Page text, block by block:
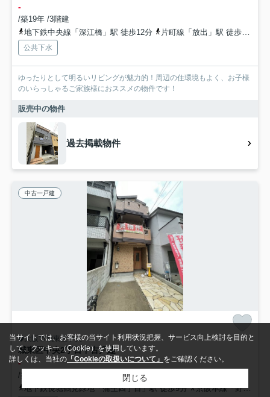
-
/築19年 /3階建
地下鉄中央線「深江橋」駅 徒歩12分
片町線「放出」駅 徒歩13分
公共下水
ゆったりとして明るいリビングが魅力的！周辺の住環境もよく、お子様
のいらっしゃるご家族様におススメの物件です！
販売中の物件
過去掲載物件
中古一戸建
大阪市城東区中央
城東区中央2丁目中古戸建
-
/築21年 /3階建
地下鉄長堀鶴見緑地「蒲生四丁目」駅 徒歩9分
京阪本線「野江」駅 徒歩7分
当サイトでは、お客様の当サイト利用状況把握、サービス向上検討を目的と
して、クッキー（Cookie）を使用しています。
詳しくは、当社の 「Cookieの取扱いについて」 をご確認ください。
閉じる